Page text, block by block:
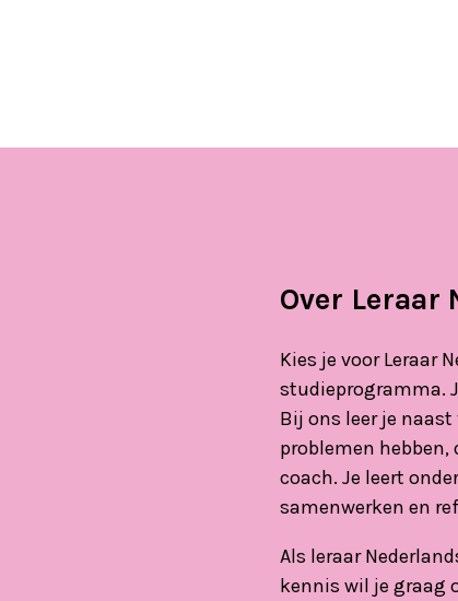
Over Leraar
Kies je voor Leraar
studieprogramma.
Bij ons leer je
problemen hebben,
coach. Je leert
samenwerken en
Als leraar
kennis wil je graag